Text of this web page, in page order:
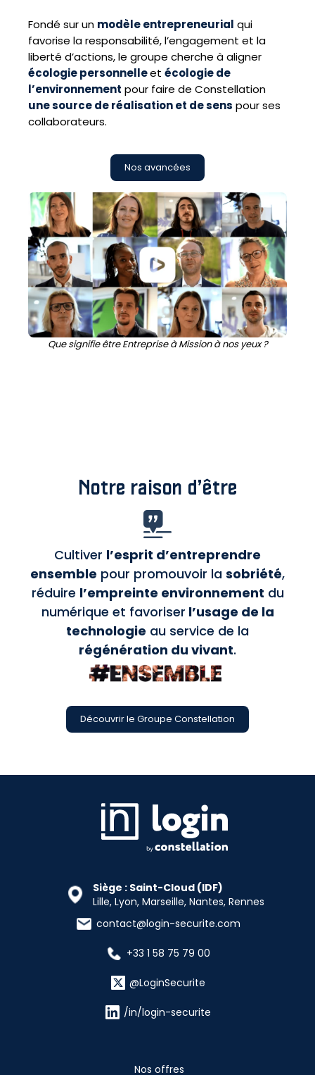
Fondé sur un modèle entrepreneurial qui
favorise la responsabilité, l’engagement et la
liberté d’actions, le groupe cherche à aligner
écologie personnelleet écologie de
l’environnement pour faire de Constellation
une source de réalisation et de sens pour ses
collaborateurs.
Nos avancées
Que signifie être Entreprise à Mission à nos yeux ?
Notre raison d’être
Cultiver l’esprit d’entreprendre
ensemble pour promouvoir la sobriété,
réduire l’empreinte environnement du
numérique et favoriser l’usage de la
technologie au service de la
régénération du vivant.
Découvrir le Groupe Constellation
Siège : Saint-Cloud (IDF)
Lille, Lyon, Marseille, Nantes, Rennes
contact@login-securite.com
+33 1 58 75 79 00
@LoginSecurite
/in/login-securite
Nos offres